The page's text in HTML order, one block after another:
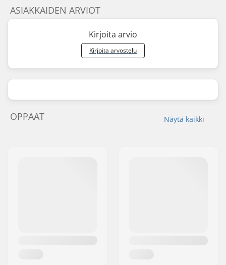
ASIAKKAIDEN ARVIOT
Kirjoita arvio
Kirjoita arvostelu
Näytä kaikki
OPPAAT